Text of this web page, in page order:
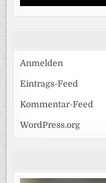
Anmelden
Eintrags-Feed
Kommentar-Feed
WordPress.org